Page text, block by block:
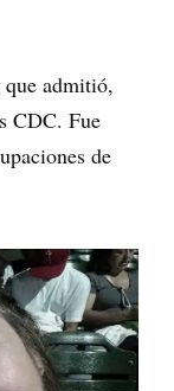
admitió,
CDC. Fue
de